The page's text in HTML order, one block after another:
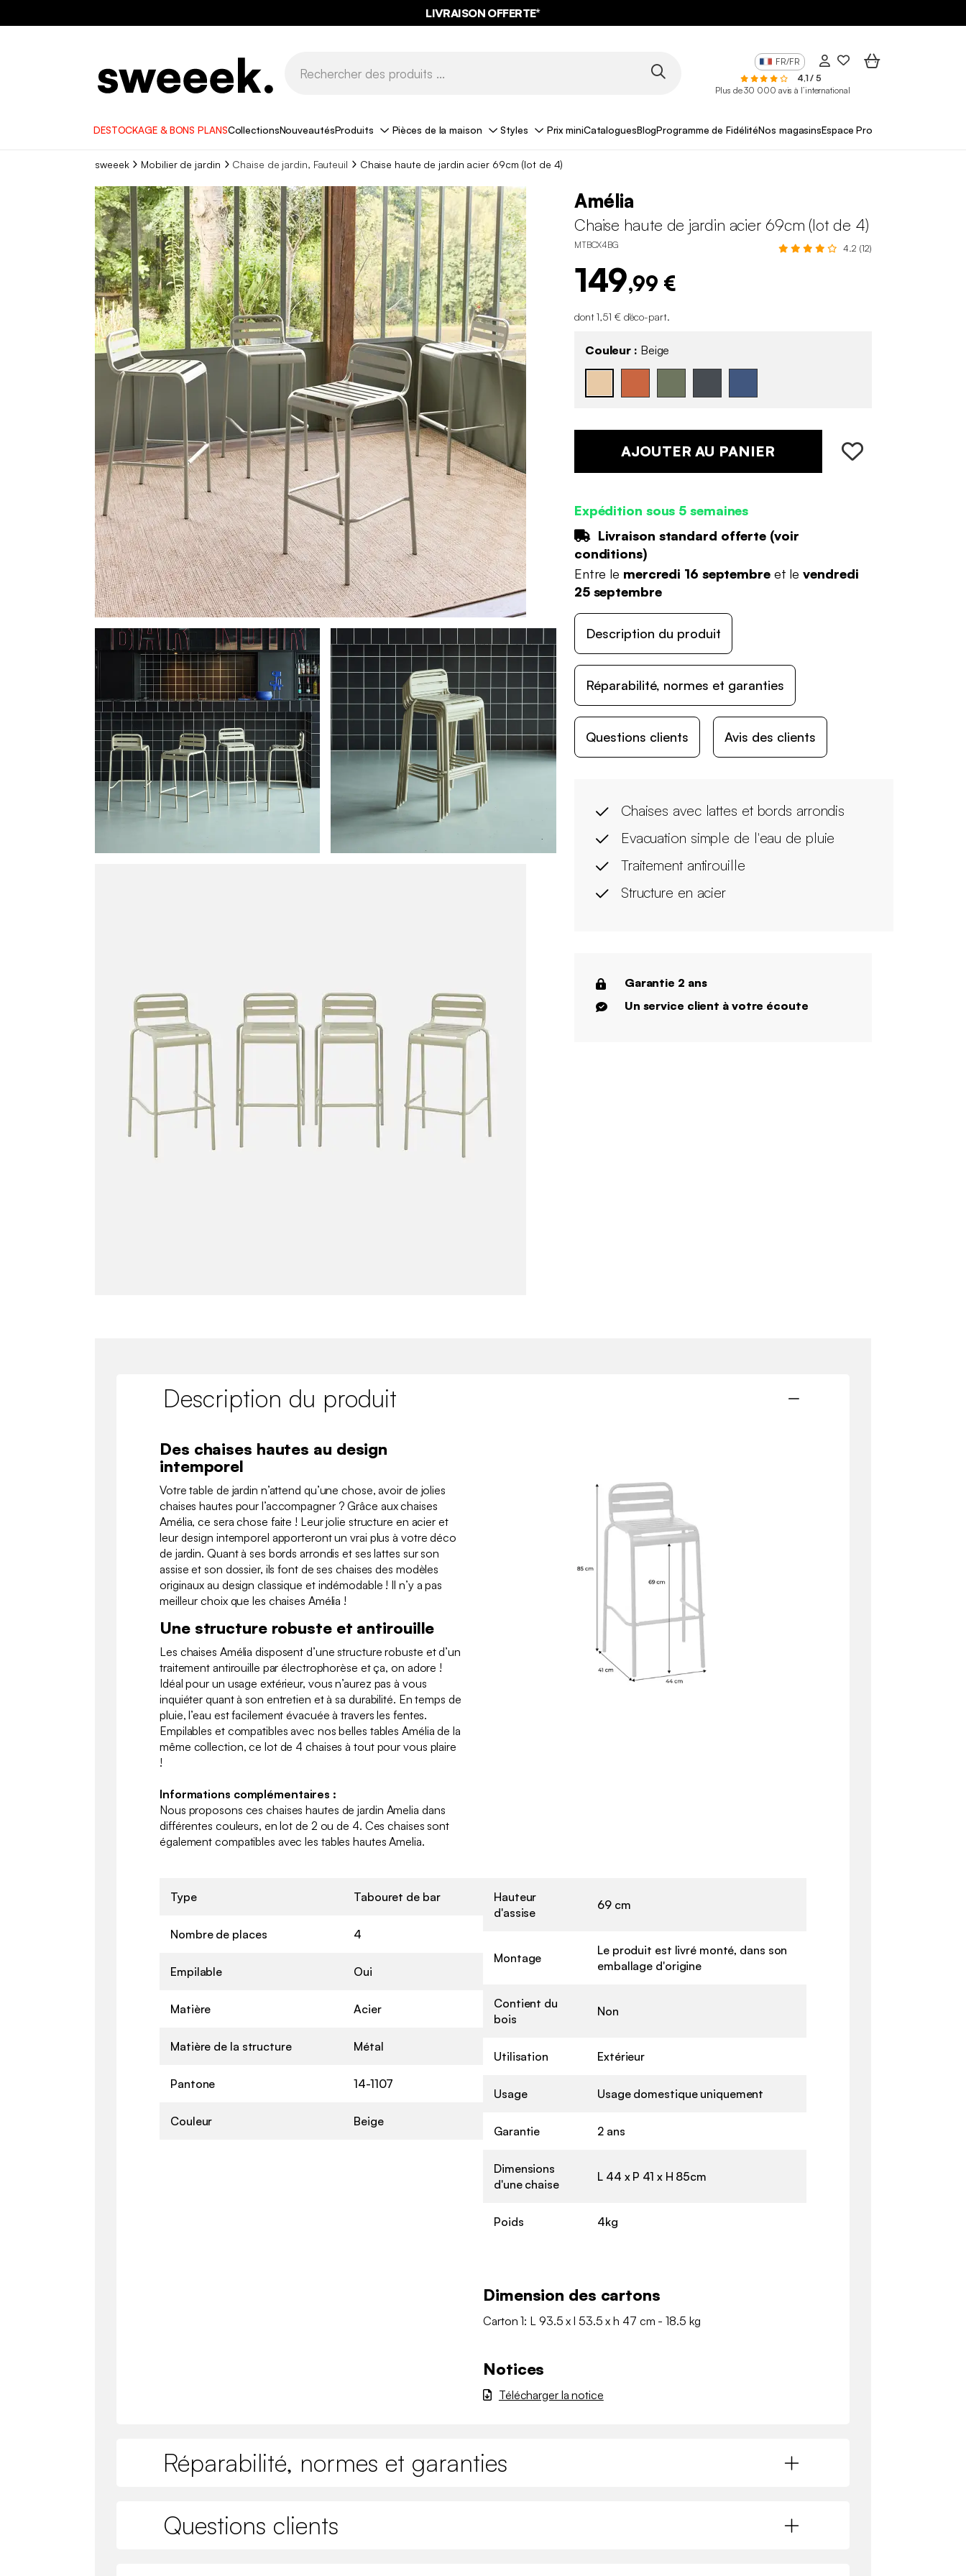
LIVRAISON OFFERTE*
FR/FR
4,1 / 5
Plus de 30 000 avis à l’international
DESTOCKAGE & BONS PLANSCollectionsNouveautésProduits Pièces de la maison Styles Prix miniCataloguesBlogProgramme de FidélitéNos magasinsEspace Pro
sweeek Mobilier de jardin Chaise de jardin, Fauteuil Chaise haute de jardin acier 69cm (lot de 4)
Amélia
Chaise haute de jardin acier 69cm (lot de 4)
MTBCX4BG 4.2 (12)
149,99 €
dont 1,51 € d'éco-part.
Couleur : Beige
AJOUTER AU PANIER
Expédition sous 5 semaines
Livraison standard offerte (voir
conditions)
Entre le mercredi 16 septembreet levendredi
25 septembre
Description du produit
Réparabilité, normes et garanties
Questions clients Avis des clients
Chaises avec lattes et bords arrondis
Evacuation simple de l'eau de pluie
Traitement antirouille
Structure en acier
Garantie 2 ans
Un service client à votre écoute
Description du produit
Des chaises hautes au design
intemporel
Votre table de jardin n’attend qu’une chose, avoir de jolies
chaises hautes pour l’accompagner ? Grâce aux chaises
Amélia, ce sera chose faite ! Leur jolie structure en acier et
leur design intemporel apporteront un vrai plus à votre déco
de jardin. Quant à ses bords arrondis et ses lattes sur son
assise et son dossier, ils font de ses chaises des modèles
originaux au design classique et indémodable ! Il n’y a pas
meilleur choix que les chaises Amélia !
Une structure robuste et antirouille
Les chaises Amélia disposent d’une structure robuste et d’un
traitement antirouille par électrophorèse et ça, on adore !
Idéal pour un usage extérieur, vous n’aurez pas à vous
inquiéter quant à son entretien et à sa durabilité. En temps de
pluie, l’eau est facilement évacuée à travers les fentes.
Empilables et compatibles avec nos belles tables Amélia de la
même collection, ce lot de 4 chaises à tout pour vous plaire
!
Informations complémentaires :
Nous proposons ces chaises hautes de jardin Amelia dans
différentes couleurs, en lot de 2 ou de 4. Ces chaises sont
également compatibles avec les tables hautes Amelia.
Type Tabouret de bar
Nombre de places 4
Empilable Oui
Matière Acier
Matière de la structure Métal
Pantone 14-1107
Couleur Beige
Hauteur
d'assise
69 cm
Montage
Le produit est livré monté, dans son
emballage d'origine
Contient du
bois
Non
Utilisation Extérieur
Usage Usage domestique uniquement
Garantie 2 ans
Dimensions
d'une chaise
L 44 x P 41 x H 85cm
Poids 4kg
Dimension des cartons
Carton 1: L 93.5 x l 53.5 x h 47 cm - 18.5 kg
Notices
Télécharger la notice
Réparabilité, normes et garanties
Questions clients